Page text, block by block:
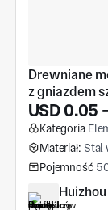
Drewniane
z gniazdem
USD 0.05
Kategoria
Materiał: Stal
Pojemność